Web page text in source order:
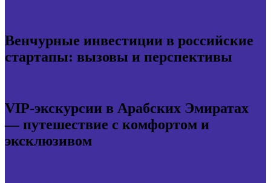
Венчурные инвестиции в российские
стартапы: вызовы и перспективы
VIP-экскурсии в Арабских Эмиратах
— путешествие с комфортом и
эксклюзивом